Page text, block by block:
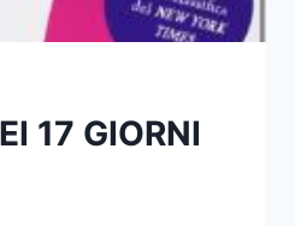
17 GIORNI